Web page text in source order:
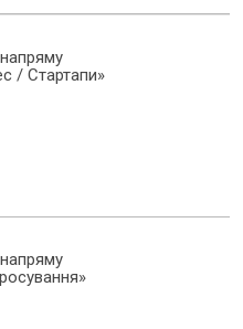
/ Стартапи»